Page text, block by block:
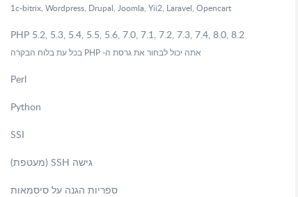
1c-bitrix, Wordpress, Drupal, Joomla, Yii2, Laravel, Opencart
PHP 5.2, 5.3, 5.4, 5.5, 5.6, 7.0, 7.1, 7.2, 7.3, 7.4, 8.0, 8.2
אתה יכול לבחור את גרסת ה- PHP בכל עת בלוח הבקרה
Perl
Python
SSI
גישה SSH (מעטפת)
ספריות הגנה על סיסמאות